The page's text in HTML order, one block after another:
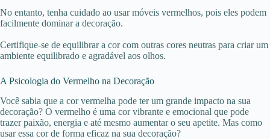
No entanto, tenha cuidado ao usar móveis vermelhos, pois eles podem
facilmente dominar a decoração.
Certifique-se de equilibrar a cor com outras cores neutras para criar um
ambiente equilibrado e agradável aos olhos.
A Psicologia do Vermelho na Decoração
Você sabia que a cor vermelha pode ter um grande impacto na sua
decoração? O vermelho é uma cor vibrante e emocional que pode
trazer paixão, energia e até mesmo aumentar o seu apetite. Mas como
usar essa cor de forma eficaz na sua decoração?